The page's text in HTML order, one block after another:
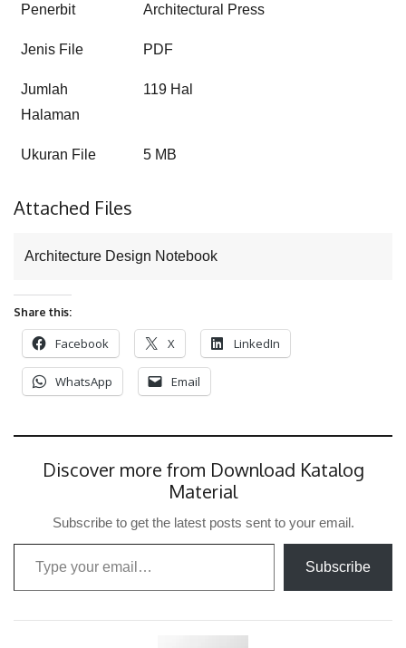
Penerbit Architectural Press
Jenis File PDF
Jumlah
Halaman
119 Hal
Ukuran File 5 MB
Attached Files
Architecture Design Notebook
Share this:
Facebook X LinkedIn
WhatsApp Email
Discover more from Download Katalog
Material
Subscribe to get the latest posts sent to your email.
Type your email…
Subscribe